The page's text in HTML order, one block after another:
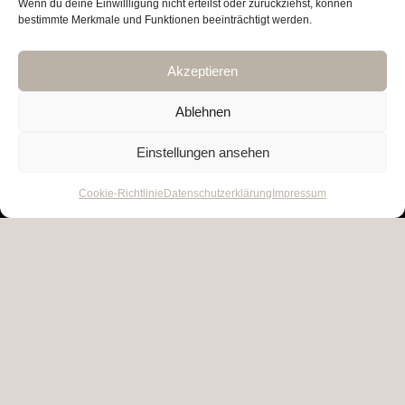
Wenn du deine Einwillligung nicht erteilst oder zurückziehst, können
bestimmte Merkmale und Funktionen beeinträchtigt werden.
Akzeptieren
Ablehnen
Einstellungen ansehen
Cookie-Richtlinie Datenschutzerklärung Impressum
11:30 - 14 Uhr / 18 - 21 Uhr
Donnerstag: 11:30 - 14 Uhr